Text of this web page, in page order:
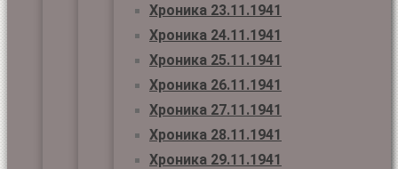
Хроника 23.11.1941
Хроника 24.11.1941
Хроника 25.11.1941
Хроника 26.11.1941
Хроника 27.11.1941
Хроника 28.11.1941
Хроника 29.11.1941